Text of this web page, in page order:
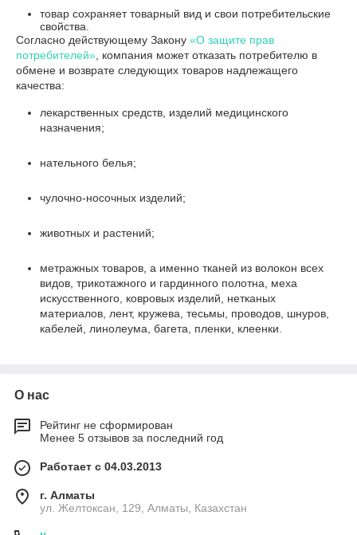
товар сохраняет товарный вид и свои потребительские
свойства.
Согласно действующему Закону «О защите прав
потребителей» , компания может отказать потребителю в
обмене и возврате следующих товаров надлежащего
качества:
лекарственных средств, изделий медицинского
назначения;
нательного белья;
чулочно-носочных изделий;
животных и растений;
метражных товаров, а именно тканей из волокон всех
видов, трикотажного и гардинного полотна, меха
искусственного, ковровых изделий, нетканых
материалов, лент, кружева, тесьмы, проводов, шнуров,
кабелей, линолеума, багета, пленки, клеенки.
О нас
Рейтинг не сформирован
Менее 5 отзывов за последний год
Работает с 04.03.2013
г. Алматы
ул. Желтоксан, 129, Алматы, Казахстан